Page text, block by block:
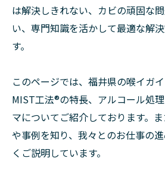
は解決しきれない、カビの頑固な
い、専門知識を活かして最適な解
す。
このページでは、福井県の喉イガ
MIST工法®の特長、アルコール処
マについてご紹介しております。
や事例を知り、我々とのお仕事の
くご説明しています。